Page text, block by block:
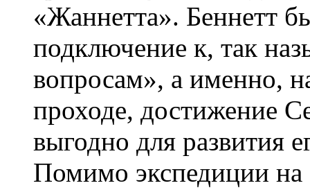
«Жаннетта». Беннетт
подключение к, так
вопросам», а именно,
проходе, достижение
выгодно для развития
Помимо экспедиции на